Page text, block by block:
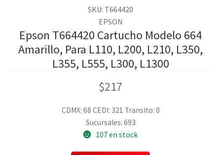
SKU: T664420
EPSON
Epson T664420 Cartucho Modelo 664
Amarillo, Para L110, L200, L210, L350,
L355, L555, L300, L1300
$217
CDMX: 68 CEDI: 321 Transito: 0
Sucursales: 693
107 en stock